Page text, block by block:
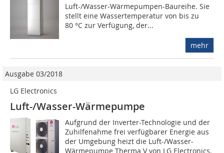
Luft-/Wasser-Wärmepumpen-Baureihe. Sie
stellt eine Wassertemperatur von bis zu
80 °C zur Verfügung, der...
mehr
Ausgabe 03/2018
LG Electronics
Luft-/Wasser-Wärmepumpe
Aufgrund der Inverter-Technologie und der
Zuhilfenahme frei verfügbarer Energie aus
der Umgebung heizt die Luft-/Wasser-
Wärmepumpe Therma V von LG Electronics,